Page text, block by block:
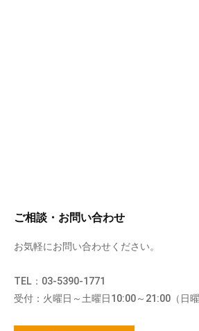
ご相談・お問い合わせ
お気軽にお問い合わせください。
TEL：03-5390-1771
受付：火曜日～土曜日10:00～21:00（日